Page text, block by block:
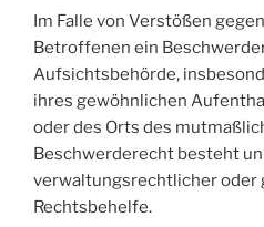
Im Falle von Verstößen
Betroffenen ein
Aufsichtsbehörde,
ihres gewöhnlichen
oder des Orts des
Beschwerderecht besteht
verwaltungsrechtlicher oder
Rechtsbehelfe.